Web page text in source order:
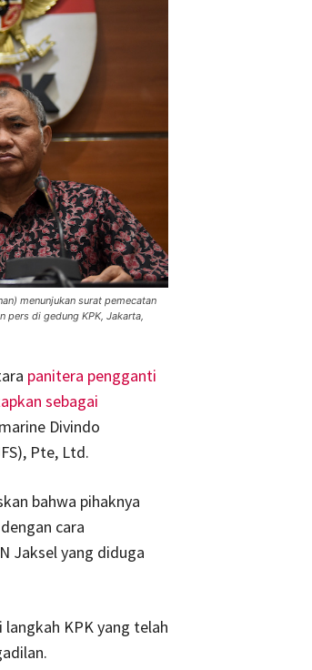
menunjukan surat pemecatan
pers di gedung KPK, Jakarta,
panitera pengganti
sebagai
Divindo
Pte, Ltd.
bahwa pihaknya
cara
Jaksel yang diduga
KPK yang telah